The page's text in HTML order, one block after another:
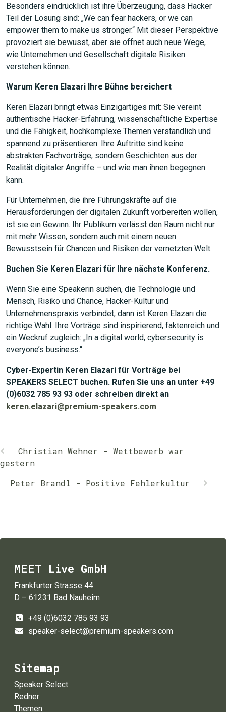
Besonders eindrücklich ist ihre Überzeugung, dass Hacker
Teil der Lösung sind: „We can fear hackers, or we can
empower them to make us stronger.“ Mit dieser Perspektive
provoziert sie bewusst, aber sie öffnet auch neue Wege,
wie Unternehmen und Gesellschaft digitale Risiken
verstehen können.
Warum Keren Elazari Ihre Bühne bereichert
Keren Elazari bringt etwas Einzigartiges mit: Sie vereint
authentische Hacker-Erfahrung, wissenschaftliche Expertise
und die Fähigkeit, hochkomplexe Themen verständlich und
spannend zu präsentieren. Ihre Auftritte sind keine
abstrakten Fachvorträge, sondern Geschichten aus der
Realität digitaler Angriffe – und wie man ihnen begegnen
kann.
Für Unternehmen, die ihre Führungskräfte auf die
Herausforderungen der digitalen Zukunft vorbereiten wollen,
ist sie ein Gewinn. Ihr Publikum verlässt den Raum nicht nur
mit mehr Wissen, sondern auch mit einem neuen
Bewusstsein für Chancen und Risiken der vernetzten Welt.
Buchen Sie Keren Elazari für Ihre nächste Konferenz.
Wenn Sie eine Speakerin suchen, die Technologie und
Mensch, Risiko und Chance, Hacker-Kultur und
Unternehmenspraxis verbindet, dann ist Keren Elazari die
richtige Wahl. Ihre Vorträge sind inspirierend, faktenreich und
ein Weckruf zugleich: „In a digital world, cybersecurity is
everyone’s business.“
Cyber-Expertin Keren Elazari für Vorträge bei
SPEAKERS SELECT buchen. Rufen Sie uns an unter +49
(0)6032 785 93 93 oder schreiben direkt an
keren.elazari@premium-speakers.com
Christian Wehner - Wettbewerb war
gestern
Peter Brandl - Positive Fehlerkultur
MEET Live GmbH
Frankfurter Strasse 44
D – 61231 Bad Nauheim
+49 (0)6032 785 93 93
speaker-select@premium-speakers.com
Sitemap
Speaker Select
Redner
Themen